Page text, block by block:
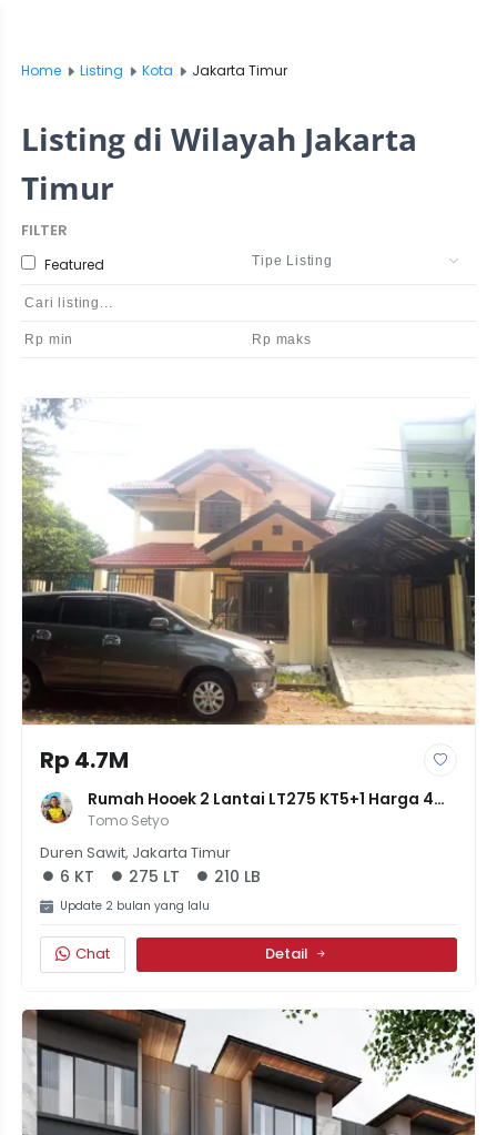
Home Listing Kota Jakarta Timur
Listing di Wilayah Jakarta
Timur
FILTER
Featured
Rp 4.7M
Rumah Hooek 2 Lantai LT275 KT5+1 Harga 4M
700Jt Jakarta Timur Duren Sawit
Tomo Setyo
Duren Sawit, Jakarta Timur
6 KT 275 LT 210 LB
Update 2 bulan yang lalu
Chat Detail